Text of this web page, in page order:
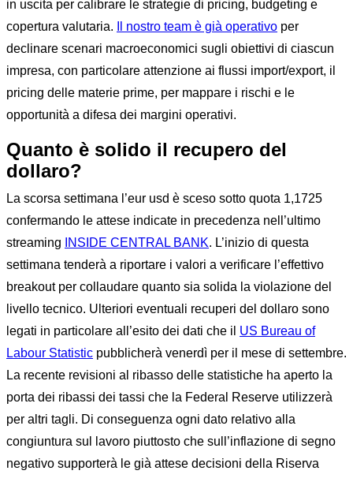
in uscita per calibrare le strategie di pricing, budgeting e
copertura valutaria.
Il nostro team è già operativo per
declinare scenari macroeconomici sugli obiettivi di ciascun
impresa, con particolare attenzione ai flussi import/export, il
pricing delle materie prime, per mappare i rischi e le
opportunità a difesa dei margini operativi.
Quanto è solido il recupero del
dollaro?
La scorsa settimana l’eur usd è sceso sotto quota 1,1725
confermando le attese indicate in precedenza nell’ultimo
streaming
INSIDE CENTRAL BANK. L’inizio di questa
settimana tenderà a riportare i valori a verificare l’effettivo
breakout per collaudare quanto sia solida la violazione del
livello tecnico. Ulteriori eventuali recuperi del dollaro sono
legati in particolare all’esito dei dati che il US Bureau of
Labour Statistic pubblicherà venerdì per il mese di settembre.
La recente revisioni al ribasso delle statistiche ha aperto la
porta dei ribassi dei tassi che la Federal Reserve utilizzerà
per altri tagli. Di conseguenza ogni dato relativo alla
congiuntura sul lavoro piuttosto che sull’inflazione di segno
negativo supporterà le già attese decisioni della Riserva